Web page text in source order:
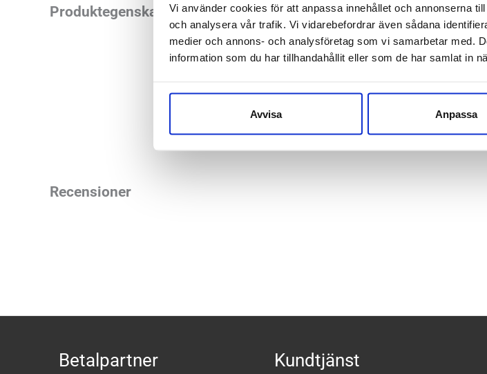
Vi använder cookies för att anpassa innehållet och annonserna
och analysera vår trafik. Vi vidarebefordrar även sådana
medier och annons- och analysföretag som vi samarbetar med.
information som du har tillhandahållit eller som de har samlat in
Avvisa Anpassa
Produktegenskaper
Casall Long Rubber Band Medium är ett två meter
styrka, förbättra flexibilitet och smidighet så är ett
till uppvärmning, återhämtning och stretchning. Men
Recensioner
Betalpartner Kundtjänst